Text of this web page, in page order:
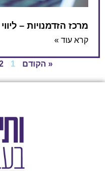
מרכז הזדמנויות –
קרא עוד »
« הקודם 1